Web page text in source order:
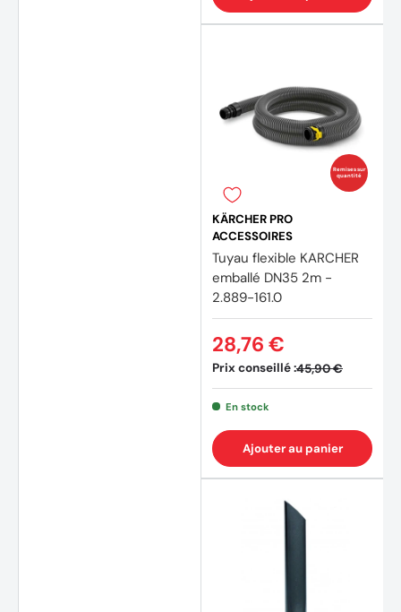
Remises sur
quantité
KÄRCHER PRO
ACCESSOIRES
Tuyau flexible KARCHER
emballé DN35 2m -
2.889-161.0
Prix conseillé :45,90 €
28,76 €
En stock
Ajouter au panier